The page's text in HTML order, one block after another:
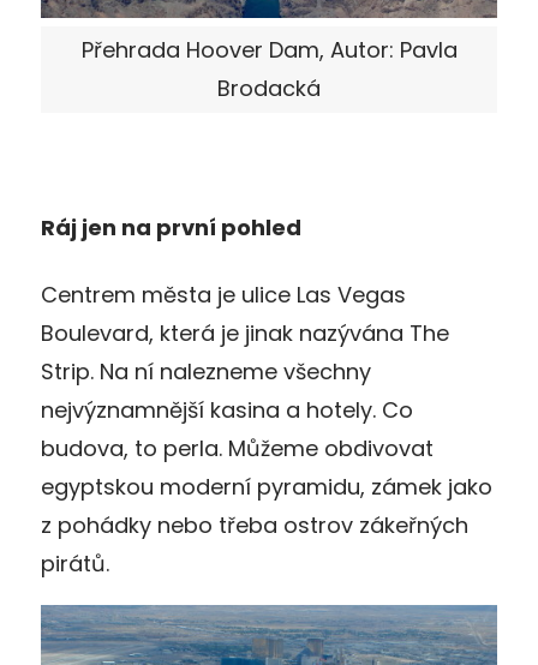
Přehrada Hoover Dam, Autor: Pavla
Brodacká
Ráj jen na první pohled
Centrem města je ulice Las Vegas
Boulevard, která je jinak nazývána The
Strip. Na ní nalezneme všechny
nejvýznamnější kasina a hotely. Co
budova, to perla. Můžeme obdivovat
egyptskou moderní pyramidu, zámek jako
z pohádky nebo třeba ostrov zákeřných
pirátů.